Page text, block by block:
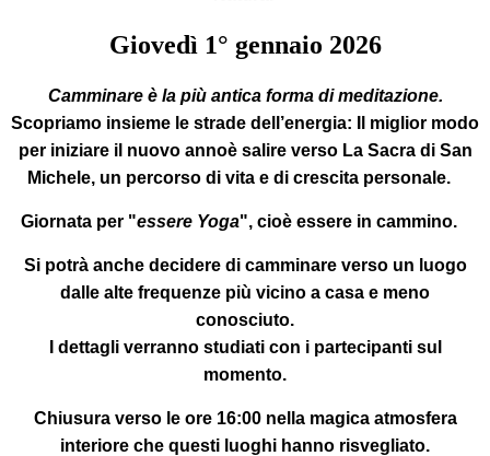
Giovedì 1° gennaio 2026
Camminare è la più antica forma di meditazione.
Scopriamo insieme le strade dell’energia: Il miglior modo
per iniziare il nuovo annoè salire verso La Sacra di San
Michele, un percorso di vita e di crescita personale.
Giornata per "essere Yoga", cioè essere in cammino.
Si potrà anche decidere di camminare verso un luogo
dalle alte frequenze più vicino a casa e meno
conosciuto.
I dettagli verranno studiati con i partecipanti sul
momento.
Chiusura verso le ore 16:00nella magica atmosfera
interiore che questi luoghi hanno risvegliato.